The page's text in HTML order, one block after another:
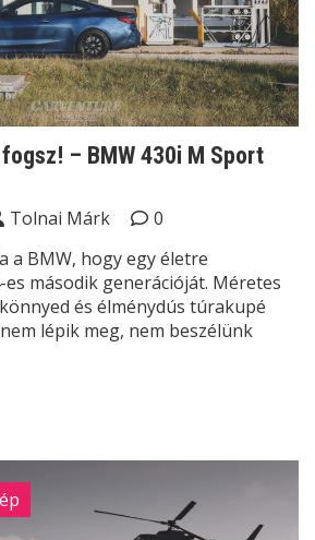
– BMW 430i M Sport
Tolnai Márk
0
a BMW, hogy egy életre
es második generációját. Méretes
és élménydús túrakupé
lépik meg, nem beszélünk